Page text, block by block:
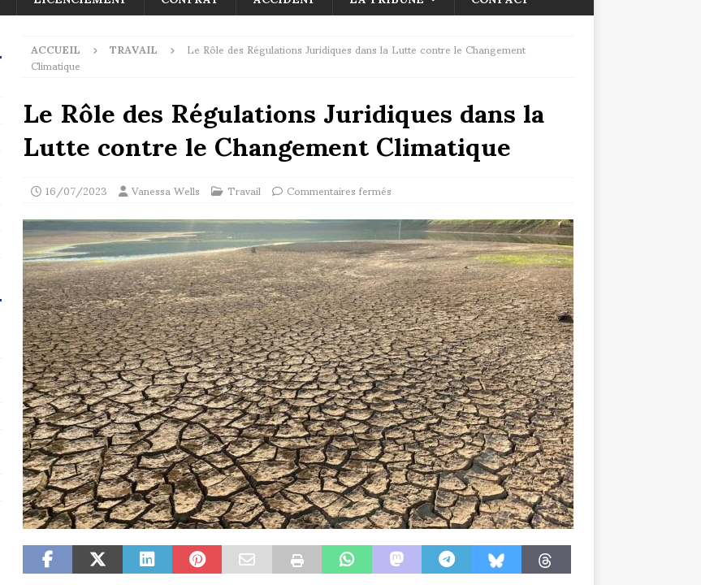
ACCUEIL TRAVAIL Le Rôle des Régulations Juridiques dans la Lutte contre le Changement
Climatique
Le Rôle des Régulations Juridiques dans la
Lutte contre le Changement Climatique
16/07/2023 Vanessa Wells Travail Commentaires fermés